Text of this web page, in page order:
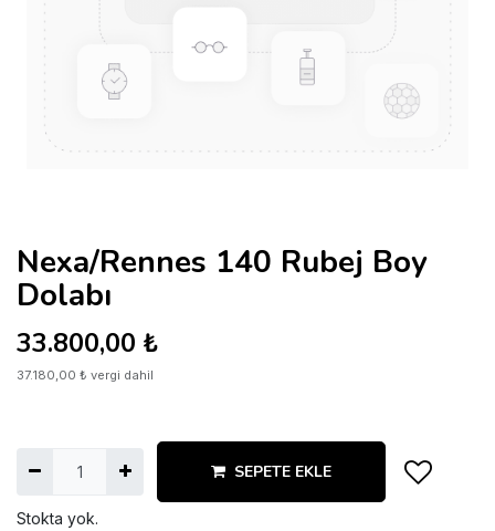
Nexa/Rennes 140 Rubej Boy
Dolabı
33.800,00 ₺
37.180,00 ₺ vergi dahil
SEPETE EKLE
Stokta yok.